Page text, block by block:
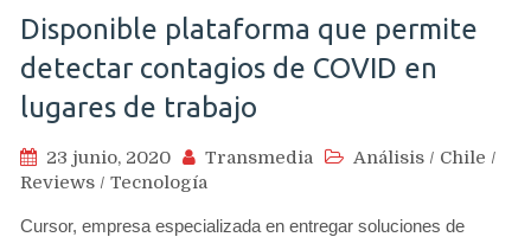
Disponible plataforma que permite
detectar contagios de COVID en
lugares de trabajo
23 junio, 2020 Transmedia Análisis / Chile /
Reviews / Tecnología
Cursor, empresa especializada en entregar soluciones de